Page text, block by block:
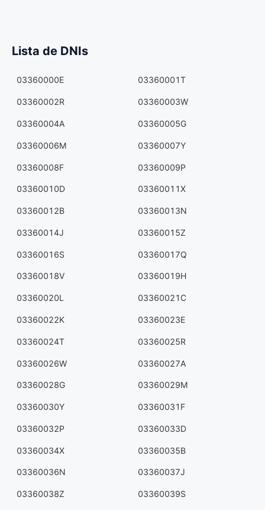
Lista de DNIs
03360000E 03360001T
03360002R 03360003W
03360004A 03360005G
03360006M 03360007Y
03360008F 03360009P
03360010D 03360011X
03360012B 03360013N
03360014J 03360015Z
03360016S 03360017Q
03360018V 03360019H
03360020L 03360021C
03360022K 03360023E
03360024T 03360025R
03360026W 03360027A
03360028G 03360029M
03360030Y 03360031F
03360032P 03360033D
03360034X 03360035B
03360036N 03360037J
03360038Z 03360039S